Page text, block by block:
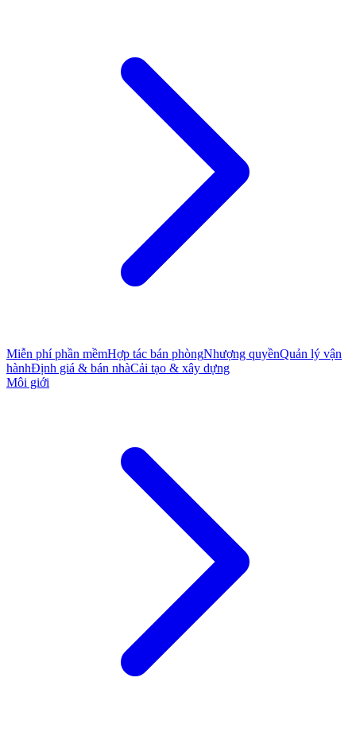
Miễn phí phần mềmHợp tác bán phòngNhượng quyềnQuản lý vận
hànhĐịnh giá & bán nhàCải tạo & xây dựng
Môi giới